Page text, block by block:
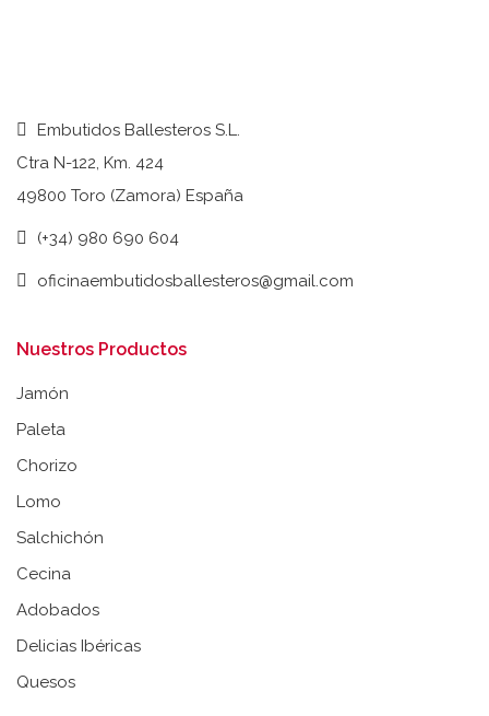
Embutidos Ballesteros S.L.
Ctra N-122, Km. 424
49800 Toro (Zamora) España
(+34) 980 690 604
oficinaembutidosballesteros@gmail.com
Nuestros Productos
Jamón
Paleta
Chorizo
Lomo
Salchichón
Cecina
Adobados
Delicias Ibéricas
Quesos